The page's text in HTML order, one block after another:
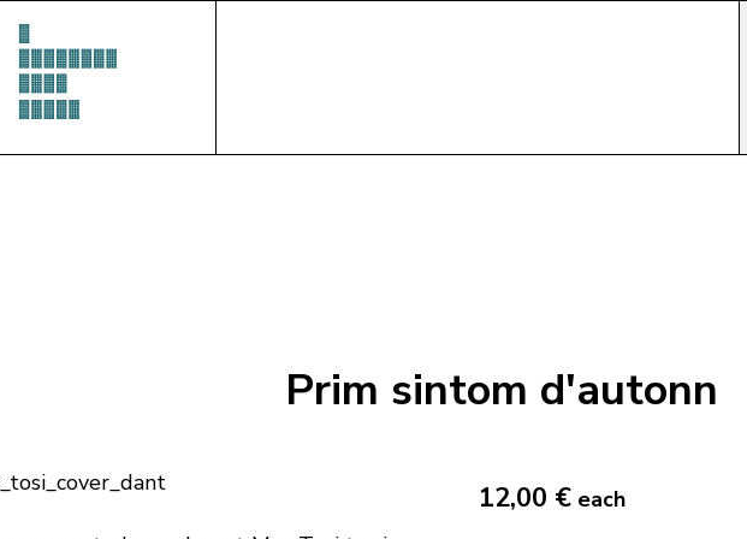
Prim sintom d'autonn
12,00 € each